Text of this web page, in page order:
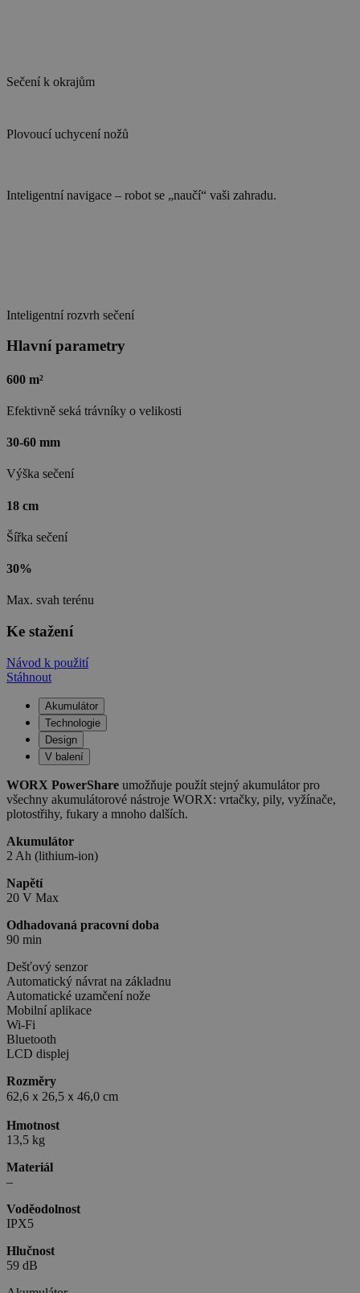
Sečení k okrajům
Plovoucí uchycení nožů
Inteligentní navigace – robot se „naučí“ vaši zahradu.
Inteligentní rozvrh sečení
Hlavní parametry
600 m²
Efektivně seká trávníky o velikosti
30-60 mm
Výška sečení
18 cm
Šířka sečení
30%
Max. svah terénu
Ke stažení
Návod k použití
Stáhnout
Akumulátor
Technologie
Design
V balení
WORX PowerShare umožňuje použít stejný akumulátor pro
všechny akumulátorové nástroje WORX: vrtačky, pily, vyžínače,
plotostřihy, fukary a mnoho dalších.
Akumulátor
2 Ah (lithium-ion)
Napětí
20 V Max
Odhadovaná pracovní doba
90 min
Dešťový senzor
Automatický návrat na základnu
Automatické uzamčení nože
Mobilní aplikace
Wi-Fi
Bluetooth
LCD displej
Rozměry
62,6ｘ26,5ｘ46,0 cm
Hmotnost
13,5 kg
Materiál
–
Voděodolnost
IPX5
Hlučnost
59 dB